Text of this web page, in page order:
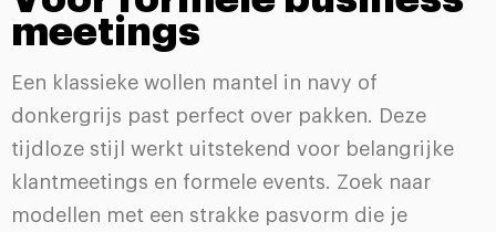
meetings
Een klassieke wollen mantel in navy of
donkergrijs past perfect over pakken. Deze
tijdloze stijl werkt uitstekend voor belangrijke
klantmeetings en formele events. Zoek naar
modellen met een strakke pasvorm die je